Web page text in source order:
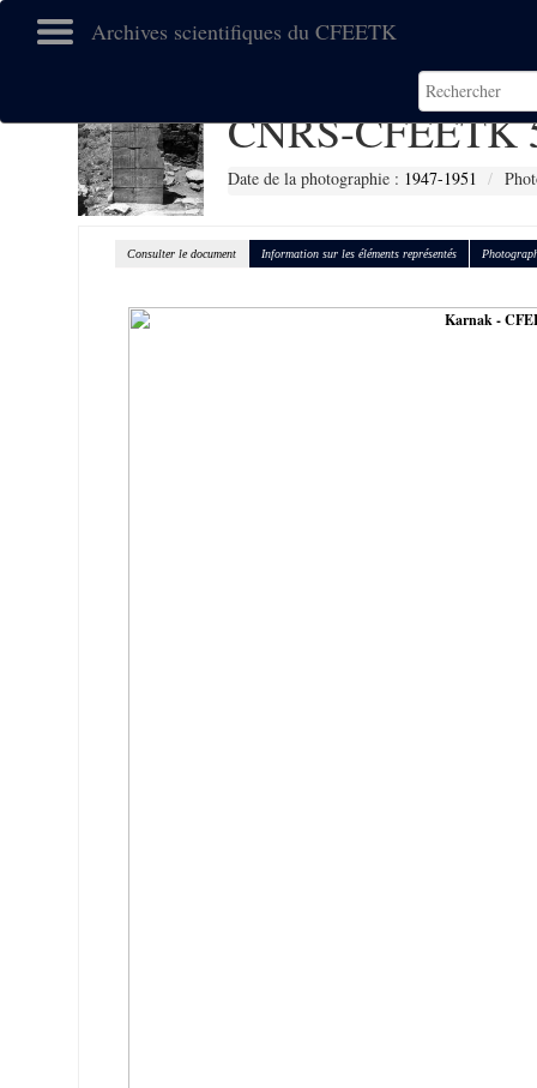
Archives scientifiques du CFEETK
CNRS-CFEETK
Date de la photographie : 1947-1951
Consulter le document Information sur les éléments représentés